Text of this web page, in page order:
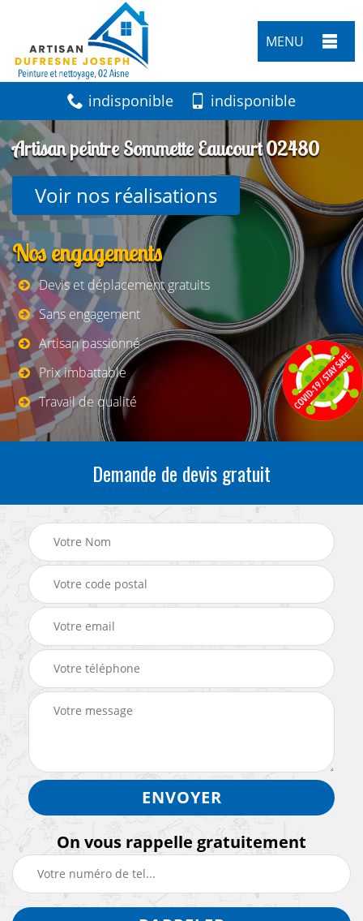
MENU
indisponible indisponible
Artisan peintre Sommette Eaucourt 02480
Voir nos réalisations
Nos engagements
Devis et déplacement gratuits
Sans engagement
Artisan passionné
Prix imbattable
Travail de qualité
Demande de devis gratuit
On vous rappelle gratuitement